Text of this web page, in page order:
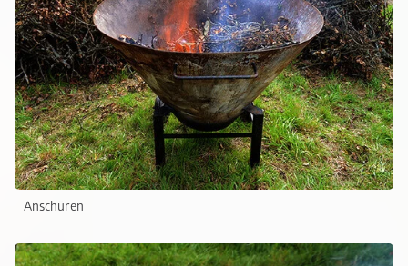
Anschüren